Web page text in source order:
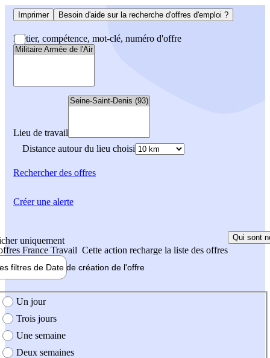
Imprimer Besoin d'aide sur la recherche d'offres d'emploi ?
Métier, compétence, mot-clé, numéro d'offre
Lieu de travail
Distance autour du lieu choisi
Rechercherdes offres
uniquement
France Travail Cette action recharge la liste des offres
Qui sont
filtres de Date de création de l'offre
création de l'offre
Un jour
Trois jours
Une semaine
Deux semaines
Créer une alerte